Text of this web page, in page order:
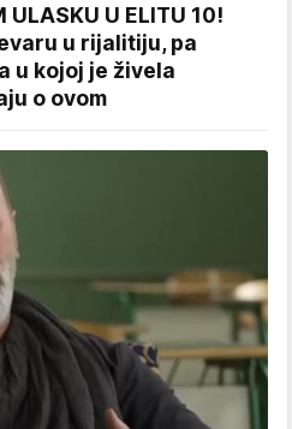
ULASKU U ELITU 10!
u rijalitiju, pa
u kojoj je živela
o ovom